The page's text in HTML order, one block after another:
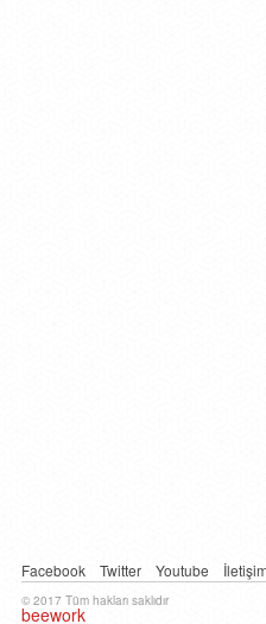
Facebook Twitter Youtube İletişim
© 2017 Tüm hakları saklıdır
beework